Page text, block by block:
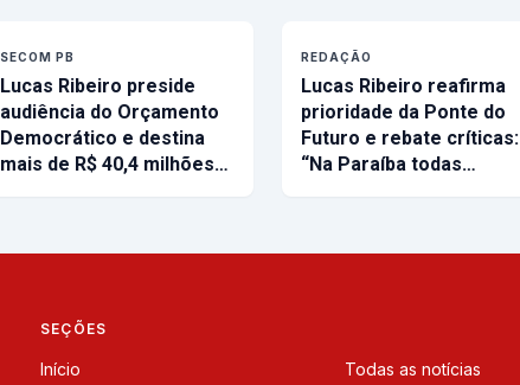
SECOM PB
Lucas Ribeiro preside
audiência do Orçamento
Democrático e destina
mais de R$ 40,4 milhões…
REDAÇÃO
Lucas Ribeiro reafirma
prioridade da Ponte do
Futuro e rebate críticas:
“Na Paraíba todas…
SEÇÕES
Início Todas as notícias